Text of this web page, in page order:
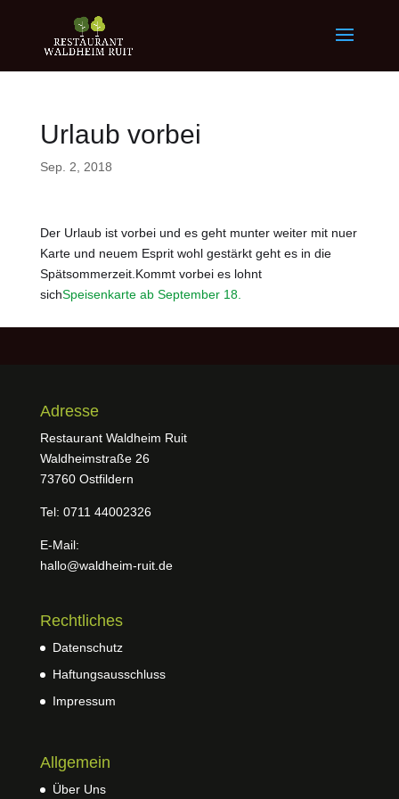
Urlaub vorbei
Sep. 2, 2018
Der Urlaub ist vorbei und es geht munter weiter mit nuer
Karte und neuem Esprit wohl gestärkt geht es in die
Spätsommerzeit.Kommt vorbei es lohnt
sichSpeisenkarte ab September 18.
Adresse
Restaurant Waldheim Ruit
Waldheimstraße 26
73760 Ostfildern
Tel: 0711 44002326
E-Mail:
hallo@waldheim-ruit.de
Rechtliches
Datenschutz
Haftungsausschluss
Impressum
Allgemein
Über Uns